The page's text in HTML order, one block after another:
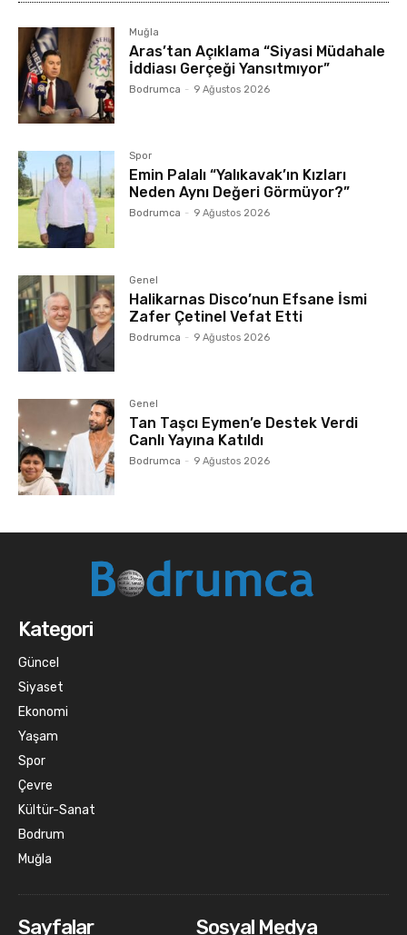
Muğla
Aras’tan Açıklama “Siyasi Müdahale
İddiası Gerçeği Yansıtmıyor”
Bodrumca - 9 Ağustos 2026
Spor
Emin Palalı “Yalıkavak’ın Kızları
Neden Aynı Değeri Görmüyor?”
Bodrumca - 9 Ağustos 2026
Genel
Halikarnas Disco’nun Efsane İsmi
Zafer Çetinel Vefat Etti
Bodrumca - 9 Ağustos 2026
Genel
Tan Taşcı Eymen’e Destek Verdi
Canlı Yayına Katıldı
Bodrumca - 9 Ağustos 2026
Kategori
Güncel
Siyaset
Ekonomi
Yaşam
Spor
Çevre
Kültür-Sanat
Bodrum
Muğla
Sayfalar Sosyal Medya